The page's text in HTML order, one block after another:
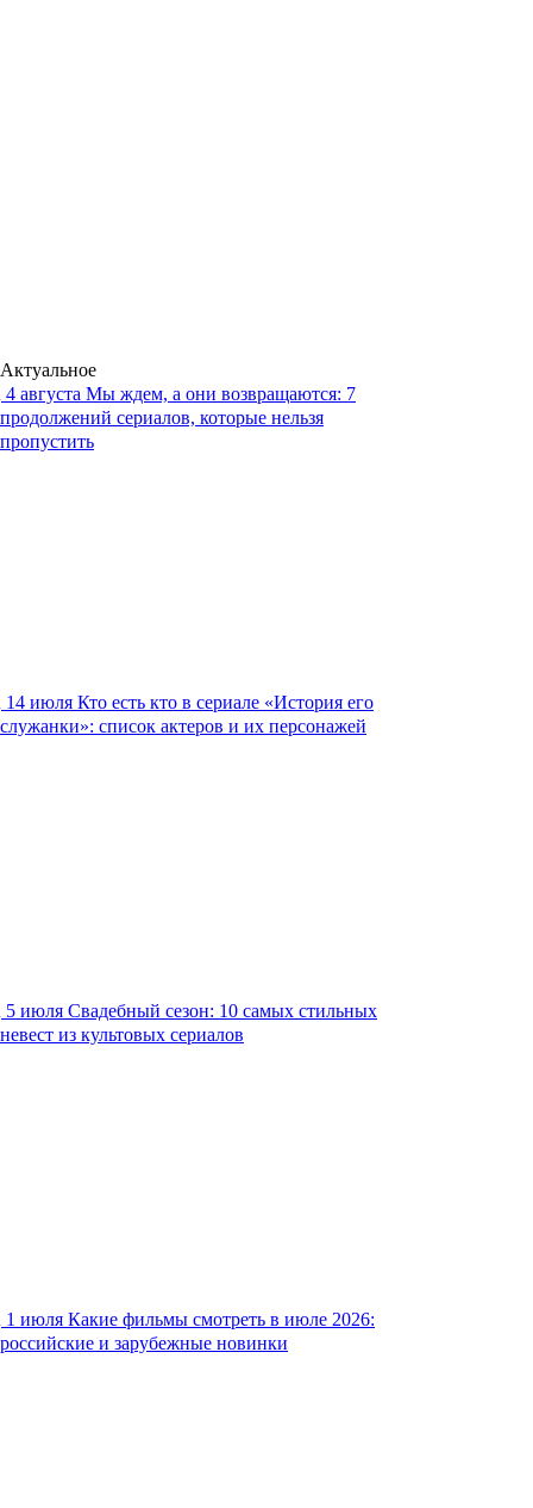
Актуальное
4 августа Мы ждем, а они возвращаются: 7
продолжений сериалов, которые нельзя
пропустить
14 июля Кто есть кто в сериале «История его
служанки»: список актеров и их персонажей
5 июля Свадебный сезон: 10 самых стильных
невест из культовых сериалов
1 июля Какие фильмы смотреть в июле 2026:
российские и зарубежные новинки